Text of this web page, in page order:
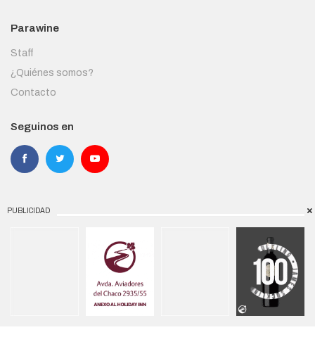
PUBLICIDAD
Parawine
Staff
¿Quiénes somos?
Contacto
Seguinos en